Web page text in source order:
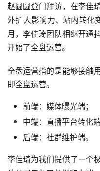
赵圆圆登门拜访，在李佳
外扩大影响力、站内转化
月，李佳琦团队相继开通
开始了全盘运营。
全盘运营指的是能够接触
即全盘运营。
前端：媒体曝光端；
中端：直播平台转化端
后端：社群维护端。
李佳琦为我们提供了一个